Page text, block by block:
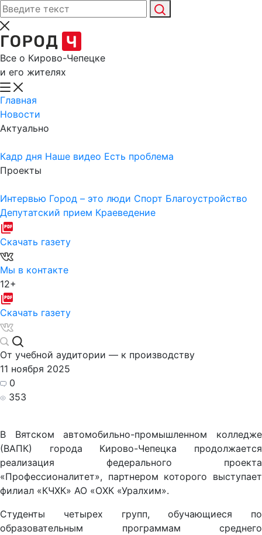
Все о Кирово-Чепецке
и его жителях
Главная
Новости
Актуально
Кадр дня Наше видео Есть проблема
Проекты
Интервью Город – это люди Спорт Благоустройство
Депутатский прием Краеведение
Скачать газету
Мы в контакте
12+
Скачать газету
От учебной аудитории — к производству
11 ноября 2025
0
353
В Вятском автомобильно-промышленном колледже
(ВАПК) города Кирово-Чепецка продолжается
реализация федерального проекта
«Профессионалитет», партнером которого выступает
филиал «КЧХК» АО «ОХК «Уралхим».
Студенты четырех групп, обучающиеся по
образовательным программам среднего